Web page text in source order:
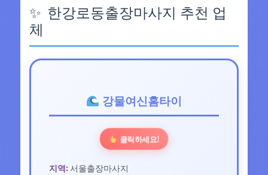
한강로동출장마사지 추천 업
체
강물여신홈타이
클릭하세요!
지역: 서울출장마사지